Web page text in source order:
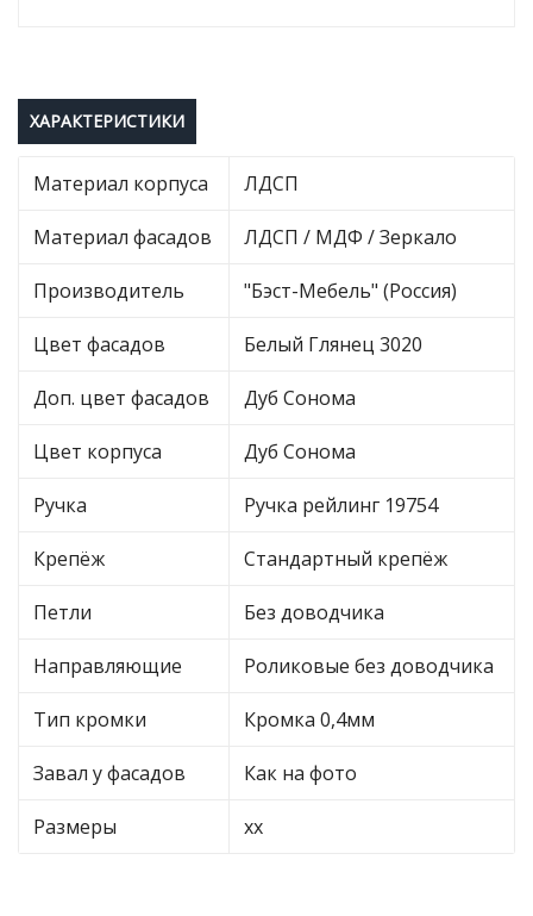
ХАРАКТЕРИСТИКИ
Материал корпуса ЛДСП
Материал фасадов ЛДСП / МДФ / Зеркало
Производитель "Бэст-Мебель" (Россия)
Цвет фасадов Белый Глянец 3020
Доп. цвет фасадов Дуб Сонома
Цвет корпуса Дуб Сонома
Ручка Ручка рейлинг 19754
Крепёж Стандартный крепёж
Петли Без доводчика
Направляющие Роликовые без доводчика
Тип кромки Кромка 0,4мм
Завал у фасадов Как на фото
Размеры хх